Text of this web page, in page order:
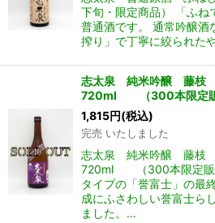
下旬・限定商品） 「ふ
普通酒です。 通常吟醸酒
搾り」で丁寧に絞られた
志太泉 純米吟醸 藤
720ml （300本限定販
1,815円(税込)
完売 いたしました
志太泉 純米吟醸 藤
720ml （300本限定販
タイプの「誉富士」の最
成にふさわしい誉富士ら
ました。…